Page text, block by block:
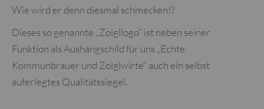
Wie wird er denn diesmal schmecken!?
Dieses so genannte „Zoigllogo“ ist neben seiner
Funktion als Aushängschild für uns „Echte
Kommunbrauer und Zoiglwirte“ auch ein selbst
auferlegtes Qualitätssiegel.